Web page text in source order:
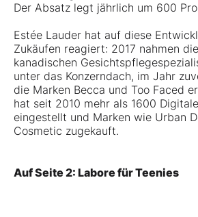
Der Absatz legt jährlich um 600
Estée Lauder hat auf diese
Zukäufen reagiert: 2017 nahmen
kanadischen
unter das Konzerndach, im Jahr
die Marken Becca und Too Faced
hat seit 2010 mehr als 1600
eingestellt und Marken wie Urban
Cosmetic zugekauft.
Auf Seite 2: Labore für Teenies